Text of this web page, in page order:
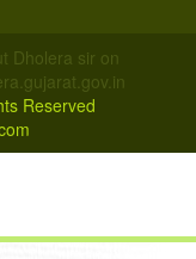
Dholera sir on
Reserved